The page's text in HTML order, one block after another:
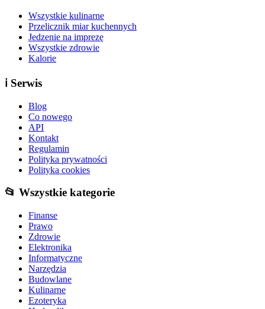
Wszystkie kulinarne
Przelicznik miar kuchennych
Jedzenie na imprezę
Wszystkie zdrowie
Kalorie
ℹ️ Serwis
Blog
Co nowego
API
Kontakt
Regulamin
Polityka prywatności
Polityka cookies
📂 Wszystkie kategorie
Finanse
Prawo
Zdrowie
Elektronika
Informatyczne
Narzędzia
Budowlane
Kulinarne
Ezoteryka